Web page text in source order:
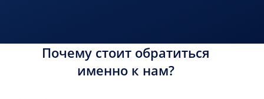
Почему стоит обратиться
именно к нам?